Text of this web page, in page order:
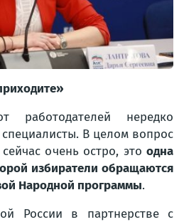
нередко
В целом вопрос
очень остро, это одна
избиратели обращаются
Народной программы.
России в партнерстве с